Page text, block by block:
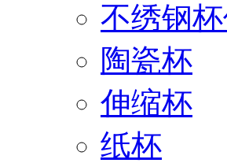
不绣钢
陶瓷杯
伸缩杯
纸杯